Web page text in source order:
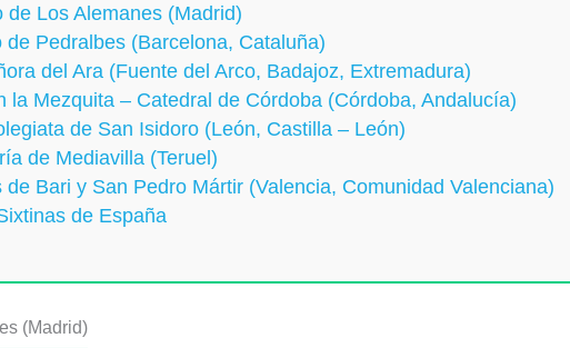
de Los Alemanes (Madrid)
Pedralbes (Barcelona, Cataluña)
del Ara (Fuente del Arco, Badajoz, Extremadura)
la Mezquita – Catedral de Córdoba (Córdoba, Andalucía)
de San Isidoro (León, Castilla – León)
de Mediavilla (Teruel)
Bari y San Pedro Mártir (Valencia, Comunidad Valenciana)
de España
(Madrid)